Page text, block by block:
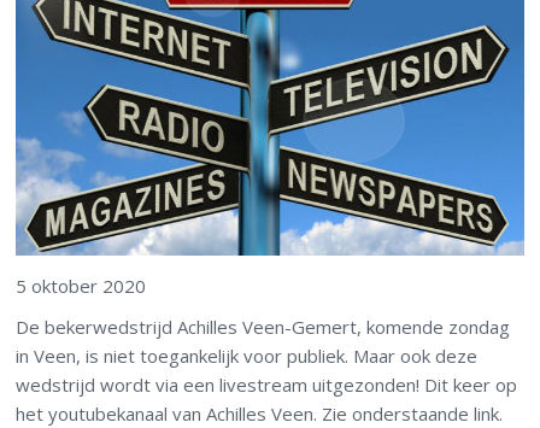
5 oktober 2020
De bekerwedstrijd Achilles Veen-Gemert, komende zondag
in Veen, is niet toegankelijk voor publiek. Maar ook deze
wedstrijd wordt via een livestream uitgezonden! Dit keer op
het youtubekanaal van Achilles Veen. Zie onderstaande link.